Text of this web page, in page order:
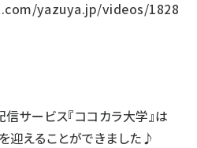
yazuya.jp/videos/1828
サービス『ココカラ大学』は
迎えることができました♪